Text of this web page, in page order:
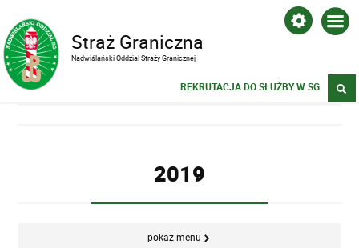
Straż Graniczna
Nadwiślański Oddział Straży Granicznej
REKRUTACJA DO SŁUŻBY W SG
2019
pokaż menu